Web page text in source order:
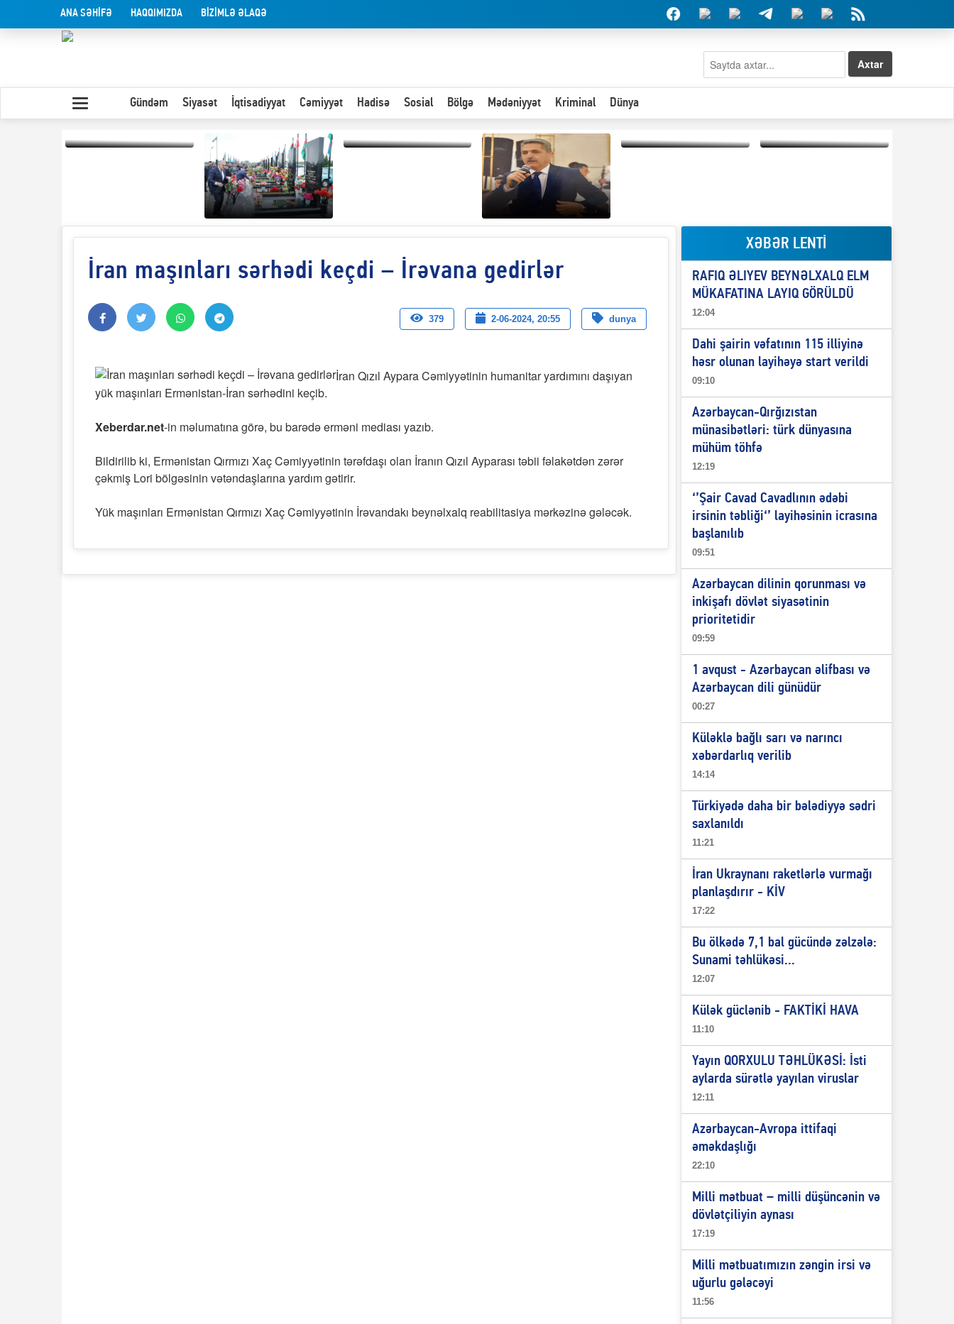
ANA SƏHİFƏ HAQQIMIZDA BİZİMLƏ ƏLAQƏ
Axtar
Gündəm Siyasət İqtisadiyyat Cəmiyyət Hadisə Sosial Bölgə Mədəniyyət Kriminal Dünya
Olduğu kimi görünən
Hər an ən çətin savaşa
hazır olmalıyıq-
ZƏLİMXAN
İran maşınları sərhədi keçdi – İrəvana gedirlər
379 2-06-2024, 20:55 dunya
İran Qızıl Aypara Cəmiyyətinin humanitar yardımını daşıyan
yük maşınları Ermənistan-İran sərhədini keçib.
Xeberdar.net-in məlumatına görə, bu barədə erməni mediası yazıb.
Bildirilib ki, Ermənistan Qırmızı Xaç Cəmiyyətinin tərəfdaşı olan İranın Qızıl Ayparası təbii fəlakətdən zərər
çəkmiş Lori bölgəsinin vətəndaşlarına yardım gətirir.
Yük maşınları Ermənistan Qırmızı Xaç Cəmiyyətinin İrəvandakı beynəlxalq reabilitasiya mərkəzinə gələcək.
XƏBƏR LENTİ
RAFIQ ƏLIYEV BEYNƏLXALQ ELM
MÜKAFATINA LAYIQ GÖRÜLDÜ
12:04
Dahi şairin vəfatının 115 illiyinə
həsr olunan layihəyə start verildi
09:10
Azərbaycan-Qırğızıstan
münasibətləri: türk dünyasına
mühüm töhfə
12:19
‘’Şair Cavad Cavadlının ədəbi
irsinin təbliği‘’ layihəsinin icrasına
başlanılıb
09:51
Azərbaycan dilinin qorunması və
inkişafı dövlət siyasətinin
prioritetidir
09:59
1 avqust - Azərbaycan əlifbası və
Azərbaycan dili günüdür
00:27
Küləklə bağlı sarı və narıncı
xəbərdarlıq verilib
14:14
Türkiyədə daha bir bələdiyyə sədri
saxlanıldı
11:21
İran Ukraynanı raketlərlə vurmağı
planlaşdırır - KİV
17:22
Bu ölkədə 7,1 bal gücündə zəlzələ:
Sunami təhlükəsi...
12:07
Külək güclənib - FAKTİKİ HAVA
11:10
Yayın QORXULU TƏHLÜKƏSİ: İsti
aylarda sürətlə yayılan viruslar
12:11
Azərbaycan-Avropa ittifaqi
əməkdaşlığı
22:10
Milli mətbuat – milli düşüncənin və
dövlətçiliyin aynası
17:19
Milli mətbuatımızın zəngin irsi və
uğurlu gələcəyi
11:56